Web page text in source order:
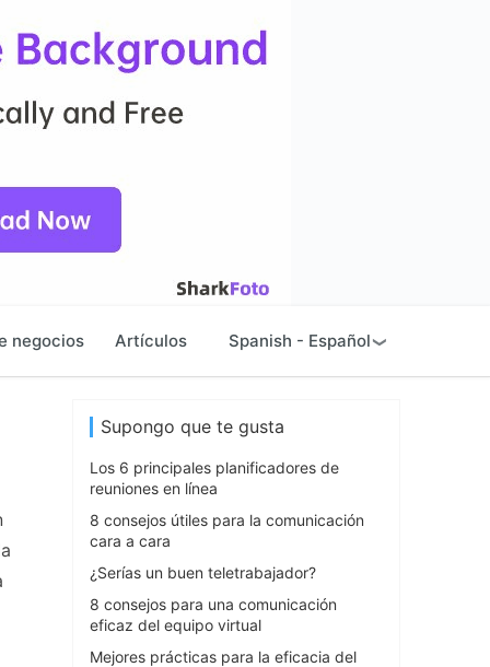
negocios Artículos Spanish - Español
Supongo que te gusta
Los 6 principales planificadores de
reuniones en línea
8 consejos útiles para la comunicación
cara a cara
¿Serías un buen teletrabajador?
8 consejos para una comunicación
eficaz del equipo virtual
Mejores prácticas para la eficacia del